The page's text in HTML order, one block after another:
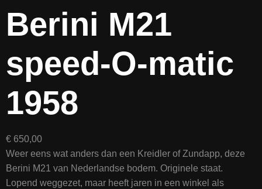
Berini M21
speed-O-matic
1958
€ 650,00
Weer eens wat anders dan een Kreidler of Zundapp, deze
Berini M21 van Nederlandse bodem. Originele staat.
Lopend weggezet, maar heeft jaren in een winkel als